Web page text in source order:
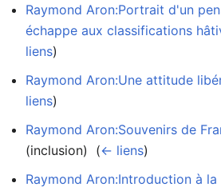
Raymond Aron:Portrait d'un
échappe aux classifications
liens)
Raymond Aron:Une attitude
liens)
Raymond Aron:Souvenirs de
(inclusion) ‎ (← liens)
Raymond Aron:Introduction à